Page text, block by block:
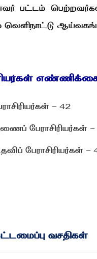
பட்டம்
வெளிநாட்டு
- 42
பேராசிரியர்கள் -
பேராசிரியர்கள் -
வசதிகள்